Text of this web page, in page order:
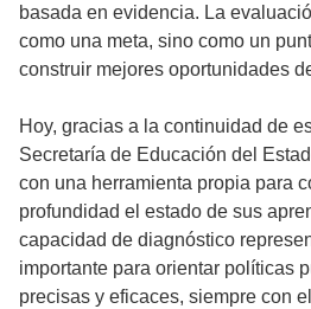
basada en evidencia. La
como una meta, sino como un
construir mejores oportunidades
Hoy, gracias a la continuidad de
Secretaría de Educación del
con una herramienta propia para
profundidad el estado de sus
capacidad de diagnóstico
importante para orientar políticas
precisas y eficaces, siempre con